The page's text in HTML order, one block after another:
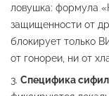
ловушка: формула
защищенности от
блокирует только
от гонореи, ни от
Специфика